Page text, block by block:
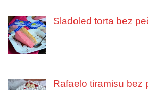
Sladoled torta bez
Rafaelo tiramisu bez